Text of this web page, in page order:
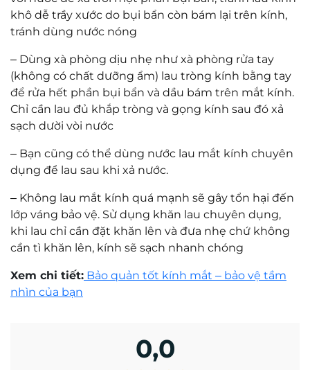
Kỹ thuật viên khúc xạ Trần Hoàng Phương Lâm
có trên 10 năm kinh nghiệm về đo khúc xạ và